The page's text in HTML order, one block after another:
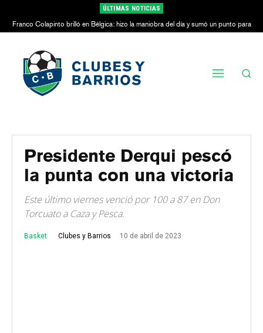
ÚLTIMAS NOTICIAS
Franco Colapinto brilló en Bélgica: hizo la maniobra del día y sumó un punto para
Alpine
Presidente Derqui pescó
la punta con una victoria
Este último viernes venció por 100 a 87 en Don
Torcuato a Caza y Pesca.
Basket Clubes y Barrios 10 de abril de 2023